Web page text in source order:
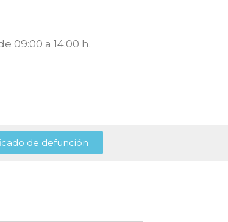
09:00 a 14:00 h.
de defunción